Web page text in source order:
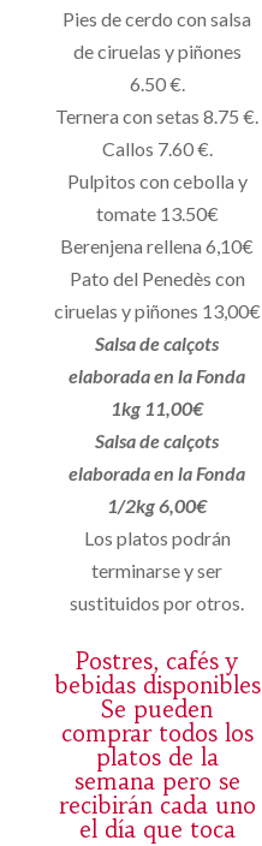
Pies de cerdo con salsa
de ciruelas y piñones
6.50 €.
Ternera con setas 8.75 €.
Callos 7.60 €.
Pulpitos con cebolla y
tomate 13.50€
Berenjena rellena 6,10€
Pato del Penedès con
ciruelas y piñones 13,00€
Salsa de calçots
elaborada en la Fonda
1kg 11,00€
Salsa de calçots
elaborada en la Fonda
1/2kg 6,00€
Los platos podrán
terminarse y ser
sustituidos por otros.
Postres, cafés y
bebidas disponibles
Se pueden
comprar todos los
platos de la
semana pero se
recibirán cada uno
el día que toca